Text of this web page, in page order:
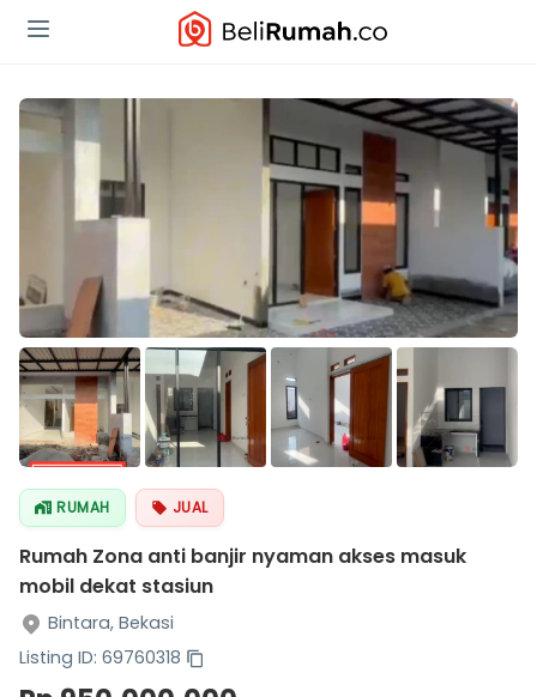
RUMAH JUAL
Rumah Zona anti banjir nyaman akses masuk
mobil dekat stasiun
Bintara, Bekasi
Listing ID: 69760318